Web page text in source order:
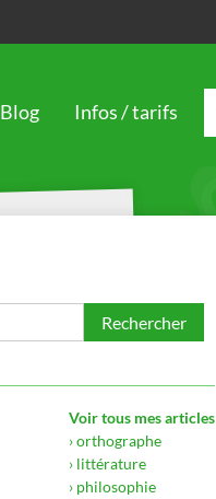
Blog Infos / tarifs
Voir tous mes articles
› orthographe
› littérature
› philosophie